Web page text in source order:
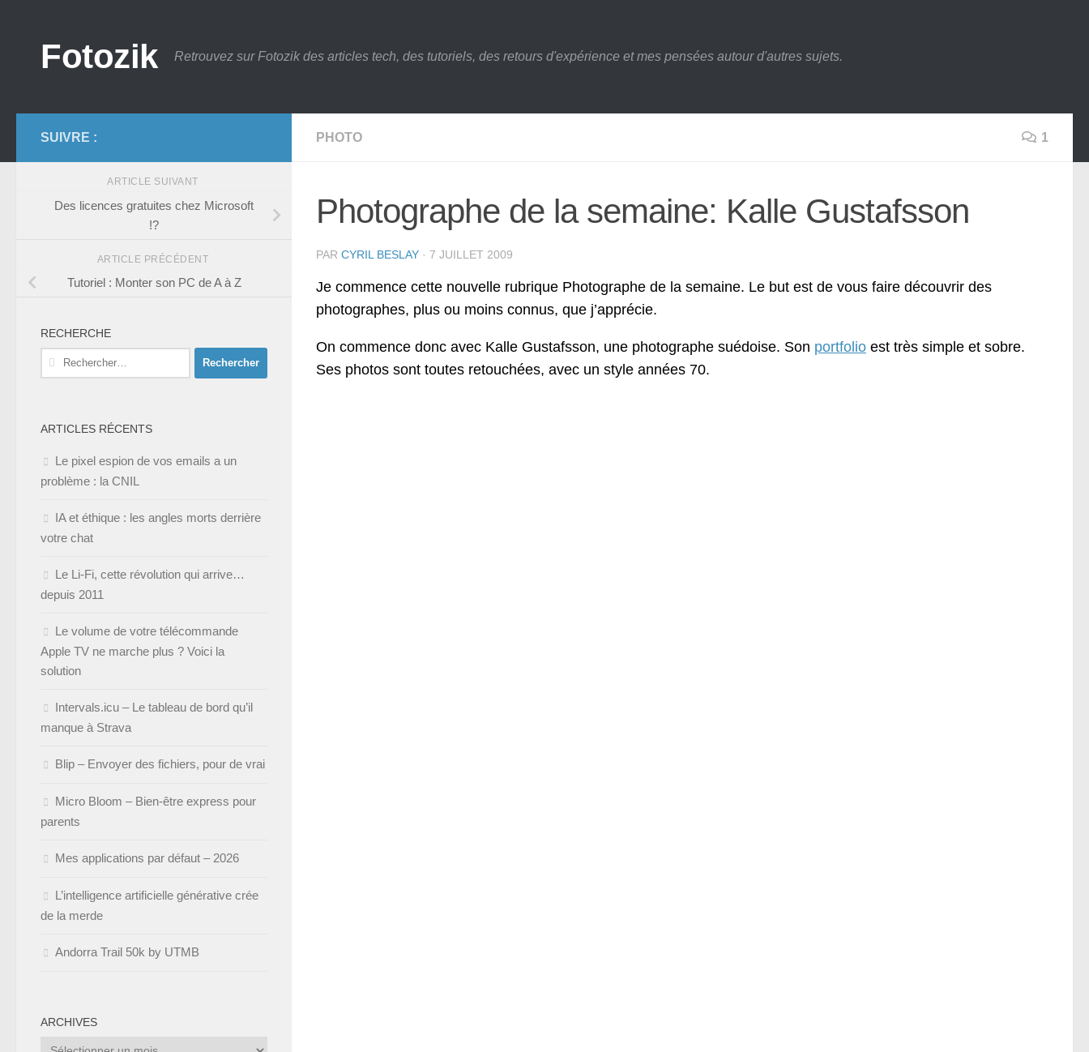
Fotozik Retrouvez sur Fotozik des articles tech, des tutoriels, des retours d'expérience et mes pensées autour d'autres sujets.
PHOTO 1
Photographe de la semaine: Kalle Gustafsson
PAR CYRIL BESLAY · 7 JUILLET 2009
Je commence cette nouvelle rubrique Photographe de la semaine. Le but est de vous faire découvrir des
photographes, plus ou moins connus, que j’apprécie.
On commence donc avec Kalle Gustafsson, une photographe suédoise. Son portfolio est très simple et sobre.
Ses photos sont toutes retouchées, avec un style années 70.
SUIVRE :
ARTICLE SUIVANT
Des licences gratuites chez Microsoft
!?
ARTICLE PRÉCÉDENT
Tutoriel : Monter son PC de A à Z
RECHERCHE
Rechercher :
ARTICLES RÉCENTS
Le pixel espion de vos emails a un
problème : la CNIL
IA et éthique : les angles morts derrière
votre chat
Le Li-Fi, cette révolution qui arrive…
depuis 2011
Le volume de votre télécommande
Apple TV ne marche plus ? Voici la
solution
Intervals.icu – Le tableau de bord qu’il
manque à Strava
Blip – Envoyer des fichiers, pour de vrai
Micro Bloom – Bien-être express pour
parents
Mes applications par défaut – 2026
L’intelligence artificielle générative crée
de la merde
Andorra Trail 50k by UTMB
ARCHIVES
Archives